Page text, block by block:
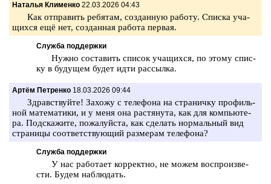
Наталья Клименко 22.03.2026 04:43
Как от­пра­вить ре­бя­там, со­здан­ную ра­бо­ту. Спис­ка уча­
щих­ся ещё нет, со­здан­ная ра­бо­та пер­вая.
Служба поддержки
Нужно со­ста­вить спи­сок уча­щих­ся, по этому спис­
ку в бу­ду­щем будет идти рас­сыл­ка.
Артём Петренко 18.03.2026 09:44
Здрав­ствуй­те! За­хо­жу с те­ле­фо­на на стра­нич­ку про­филь­
ной ма­те­ма­ти­ки, и у меня она рас­тя­ну­та, как для ком­пью­те­
ра. Под­ска­жи­те, по­жа­луй­ста, как сде­лать нор­маль­ный вид
стра­ни­цы со­от­вет­ству­ю­щий раз­ме­рам те­ле­фо­на?
Служба поддержки
У нас ра­бо­та­ет кор­рект­но, не можем вос­про­из­ве­
сти. Будем на­блю­дать.